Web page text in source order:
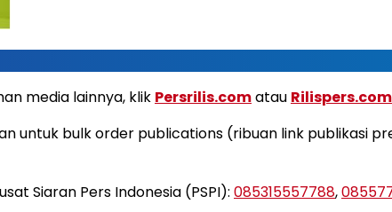
media lainnya, klik Persrilis.comatau Rilispers.com
untuk bulk order publications (ribuan link publikasi
Siaran Pers Indonesia (PSPI): 085315557788,